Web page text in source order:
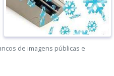
de imagens públicas e